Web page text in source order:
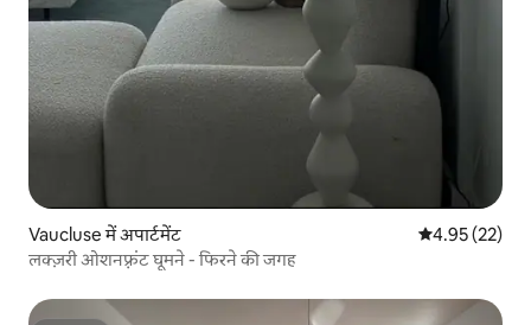
Vaucluse में अपार्टमेंट औसत रेटिंग 5 में
4.95 (22)
लक्ज़री ओशनफ़्रंट घूमने - फिरने की जगह